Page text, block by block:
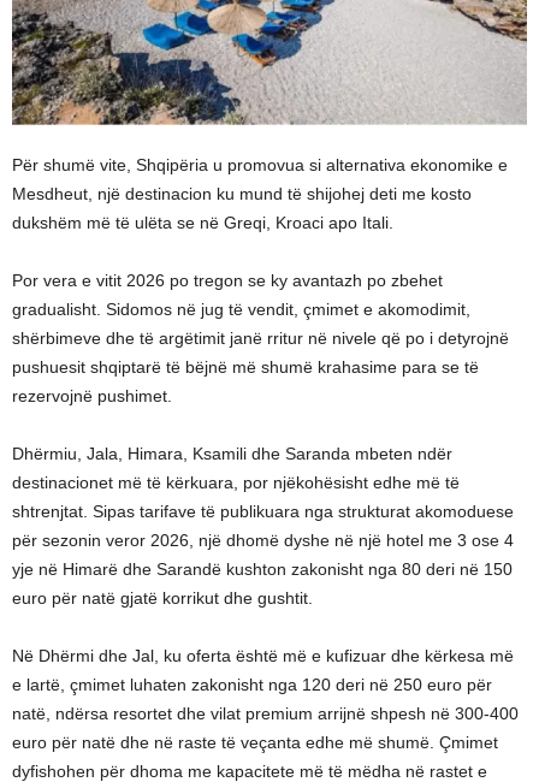
Për shumë vite, Shqipëria u promovua si alternativa ekonomike e
Mesdheut, një destinacion ku mund të shijohej deti me kosto
dukshëm më të ulëta se në Greqi, Kroaci apo Itali.
Por vera e vitit 2026 po tregon se ky avantazh po zbehet
gradualisht. Sidomos në jug të vendit, çmimet e akomodimit,
shërbimeve dhe të argëtimit janë rritur në nivele që po i detyrojnë
pushuesit shqiptarë të bëjnë më shumë krahasime para se të
rezervojnë pushimet.
Dhërmiu, Jala, Himara, Ksamili dhe Saranda mbeten ndër
destinacionet më të kërkuara, por njëkohësisht edhe më të
shtrenjtat. Sipas tarifave të publikuara nga strukturat akomoduese
për sezonin veror 2026, një dhomë dyshe në një hotel me 3 ose 4
yje në Himarë dhe Sarandë kushton zakonisht nga 80 deri në 150
euro për natë gjatë korrikut dhe gushtit.
Në Dhërmi dhe Jal, ku oferta është më e kufizuar dhe kërkesa më
e lartë, çmimet luhaten zakonisht nga 120 deri në 250 euro për
natë, ndërsa resortet dhe vilat premium arrijnë shpesh në 300-400
euro për natë dhe në raste të veçanta edhe më shumë. Çmimet
dyfishohen për dhoma me kapacitete më të mëdha në rastet e